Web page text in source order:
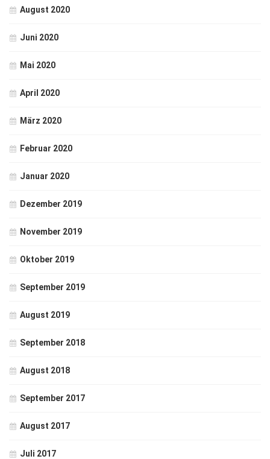
August 2020
Juni 2020
Mai 2020
April 2020
März 2020
Februar 2020
Januar 2020
Dezember 2019
November 2019
Oktober 2019
September 2019
August 2019
September 2018
August 2018
September 2017
August 2017
Juli 2017